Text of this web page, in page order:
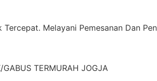
Melayani Pemesanan Dan
TERMURAH JOGJA